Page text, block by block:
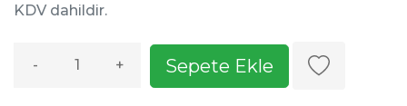
KDV dahildir.
- + Sepete Ekle